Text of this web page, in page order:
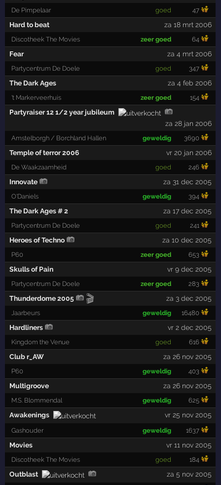
De Pimpelaar goed 47
Hard to beat za 18 mrt 2006
Discotheek The Movies zeer goed 64
Fear za 4 mrt 2006
Partycentrum De Doele goed 347
The Dark Ages za 4 feb 2006
't Markerveerhuis zeer goed 154
Partyraiser 12 1/2 year jubileum
za 28 jan 2006
Amstelborgh / Borchland Hallen geweldig 3690
Temple of terror 2006 vr 20 jan 2006
De Waakzaamheid goed 246
Innovate za 31 dec 2005
O'Daniels geweldig 394
The Dark Ages # 2 za 17 dec 2005
Partycentrum De Doele goed 241
Heroes of Techno za 10 dec 2005
P60 zeer goed 653
Skulls of Pain vr 9 dec 2005
Partycentrum De Doele zeer goed 283
Thunderdome 2005 🎬 za 3 dec 2005
Jaarbeurs geweldig 16480
Hardliners vr 2 dec 2005
Kingdom the Venue goed 616
Club r_AW za 26 nov 2005
P60 geweldig 403
Multigroove za 26 nov 2005
M.S. Blommendal geweldig 625
Awakenings vr 25 nov 2005
Gashouder geweldig 1637
Movies vr 11 nov 2005
Discotheek The Movies goed 184
Outblast za 5 nov 2005